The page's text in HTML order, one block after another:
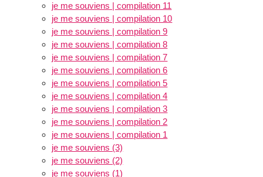
je me souviens | compilation 11
je me souviens | compilation 10
je me souviens | compilation 9
je me souviens | compilation 8
je me souviens | compilation 7
je me souviens | compilation 6
je me souviens | compilation 5
je me souviens | compilation 4
je me souviens | compilation 3
je me souviens | compilation 2
je me souviens | compilation 1
je me souviens (3)
je me souviens (2)
je me souviens (1)